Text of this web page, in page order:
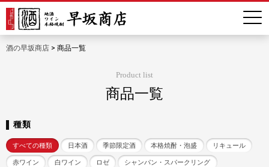
酒の早坂商店 > 商品一覧
Product list
商品一覧
種類
すべての種類 日本酒 季節限定酒 本格焼酎・泡盛 リキュール
赤ワイン 白ワイン ロゼ シャンパン・スパークリング